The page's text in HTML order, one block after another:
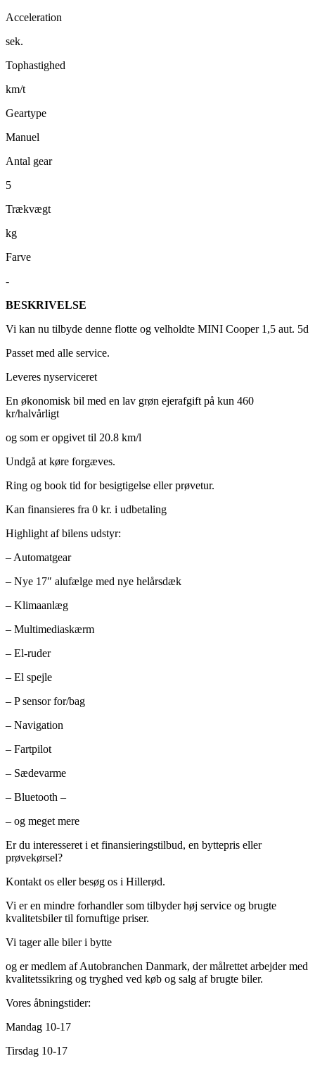
Acceleration
sek.
Tophastighed
km/t
Geartype
Manuel
Antal gear
5
Trækvægt
kg
Farve
-
BESKRIVELSE
Vi kan nu tilbyde denne flotte og velholdte MINI Cooper 1,5 aut. 5d
Passet med alle service.
Leveres nyserviceret
En økonomisk bil med en lav grøn ejerafgift på kun 460
kr/halvårligt
og som er opgivet til 20.8 km/l
Undgå at køre forgæves.
Ring og book tid for besigtigelse eller prøvetur.
Kan finansieres fra 0 kr. i udbetaling
Highlight af bilens udstyr:
– Automatgear
– Nye 17″ alufælge med nye helårsdæk
– Klimaanlæg
– Multimediaskærm
– El-ruder
– El spejle
– P sensor for/bag
– Navigation
– Fartpilot
– Sædevarme
– Bluetooth –
– og meget mere
Er du interesseret i et finansieringstilbud, en byttepris eller
prøvekørsel?
Kontakt os eller besøg os i Hillerød.
Vi er en mindre forhandler som tilbyder høj service og brugte
kvalitetsbiler til fornuftige priser.
Vi tager alle biler i bytte
og er medlem af Autobranchen Danmark, der målrettet arbejder med
kvalitetssikring og tryghed ved køb og salg af brugte biler.
Vores åbningstider:
Mandag 10-17
Tirsdag 10-17